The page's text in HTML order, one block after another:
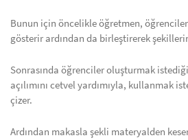
Bunun için öncelikle öğretmen,
gösterir ardından da birleştirerek şekillerin
Sonrasında öğrenciler oluşturmak
açılımını cetvel yardımıyla, kullanmak
çizer.
Ardından makasla şekli materyalden